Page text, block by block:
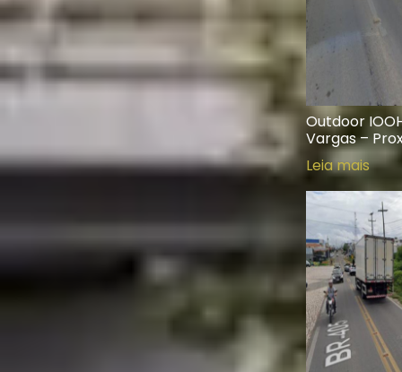
Outdoor
Vargas –
Leia mais